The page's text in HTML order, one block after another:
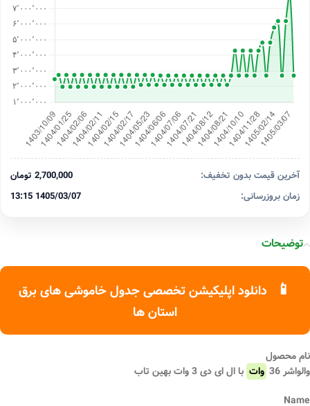
آخرین قیمت بدون تخفیف:
2,700,000 تومان
زمان بروزرسانی:
1405/03/07 13:15
توضیحات
📱
دانلود اپلیکیشن تخصصی جدول خاموشی های برق
استان ها
نام محصول
والواشر 36
وات با ال ای دی 3 وات بهین تاب
Name